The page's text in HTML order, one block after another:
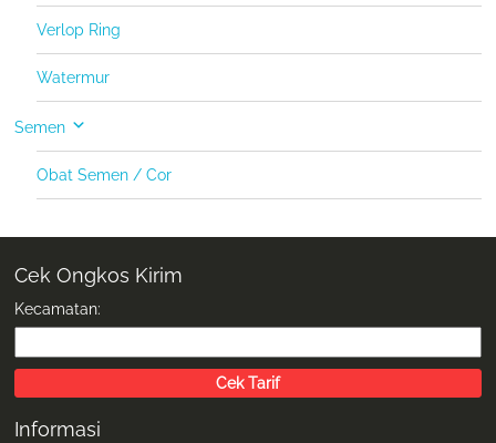
Verlop Ring
Watermur
Semen
Obat Semen / Cor
Cek Ongkos Kirim
Kecamatan:
Informasi